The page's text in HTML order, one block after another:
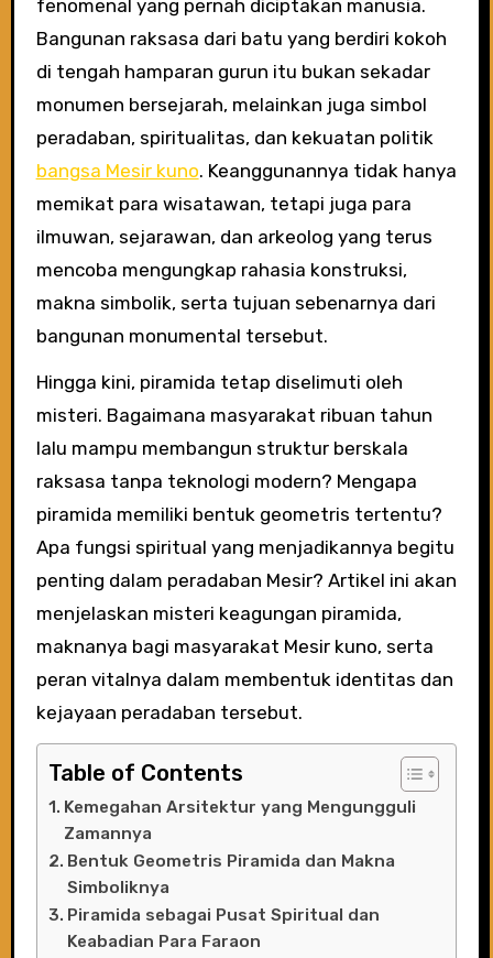
fenomenal yang pernah diciptakan manusia.
Bangunan raksasa dari batu yang berdiri kokoh
di tengah hamparan gurun itu bukan sekadar
monumen bersejarah, melainkan juga simbol
peradaban, spiritualitas, dan kekuatan politik
bangsa Mesir kuno. Keanggunannya tidak hanya
memikat para wisatawan, tetapi juga para
ilmuwan, sejarawan, dan arkeolog yang terus
mencoba mengungkap rahasia konstruksi,
makna simbolik, serta tujuan sebenarnya dari
bangunan monumental tersebut.
Hingga kini, piramida tetap diselimuti oleh
misteri. Bagaimana masyarakat ribuan tahun
lalu mampu membangun struktur berskala
raksasa tanpa teknologi modern? Mengapa
piramida memiliki bentuk geometris tertentu?
Apa fungsi spiritual yang menjadikannya begitu
penting dalam peradaban Mesir? Artikel ini akan
menjelaskan misteri keagungan piramida,
maknanya bagi masyarakat Mesir kuno, serta
peran vitalnya dalam membentuk identitas dan
kejayaan peradaban tersebut.
Table of Contents
Kemegahan Arsitektur yang Mengungguli
Zamannya
Bentuk Geometris Piramida dan Makna
Simboliknya
Piramida sebagai Pusat Spiritual dan
Keabadian Para Faraon